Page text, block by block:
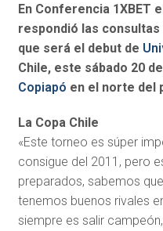
En Conferencia 1XBET
respondió las
que será el debut de
Chile, este sábado 20
Copiapó en el norte del
La Copa Chile
«Este torneo es súper
consigue del 2011, pero
preparados, sabemos
tenemos buenos rivales
siempre es salir